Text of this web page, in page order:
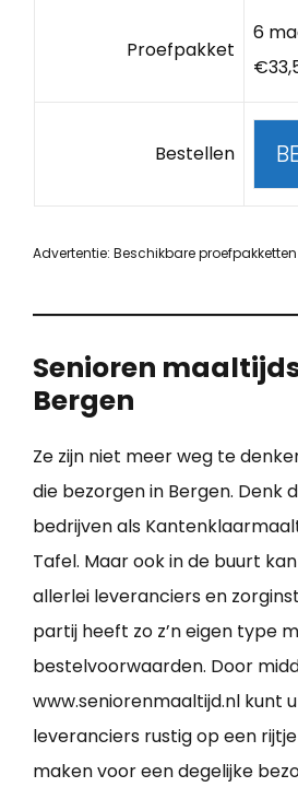
Proefpakket
6
Bestellen
Advertentie: Beschikbare
Senioren
Bergen
Ze zijn niet meer weg te
die bezorgen in Bergen. Denk
bedrijven als
Tafel. Maar ook in de buurt
allerlei leveranciers en
partij heeft zo z’n eigen type
bestelvoorwaarden. Door
www.seniorenmaaltijd.nl kunt
leveranciers rustig op een
maken voor een degelijke